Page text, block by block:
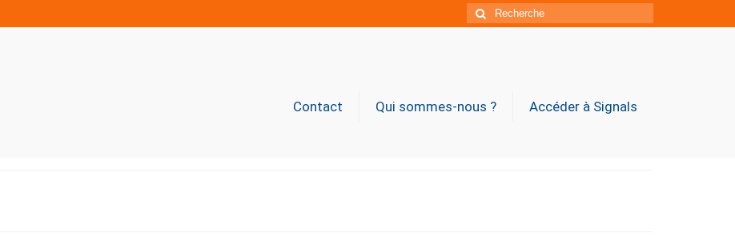
Rechercher
:
Contact Qui sommes-nous ? Accéder à Signals